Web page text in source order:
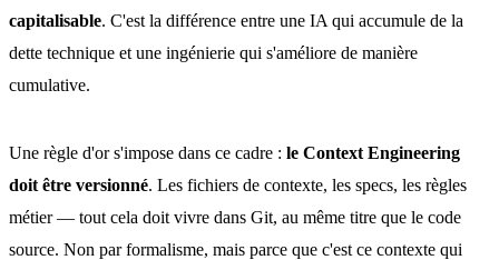
capitalisable. C'est la différence entre une IA qui accumule de la
dette technique et une ingénierie qui s'améliore de manière
cumulative.
Une règle d'or s'impose dans ce cadre : le Context Engineering
doit être versionné. Les fichiers de contexte, les specs, les règles
métier — tout cela doit vivre dans Git, au même titre que le code
source. Non par formalisme, mais parce que c'est ce contexte qui